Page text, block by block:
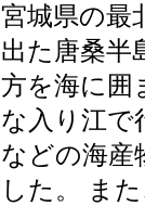
宮城県の最
出た唐桑半
方を海に囲
な入り江で
などの海産
した。 ま